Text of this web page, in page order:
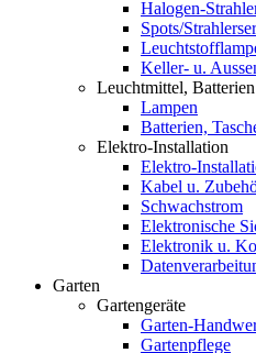
Halogen-
Spots/
Keller- u.
Leuchtmittel, Batterien
Lampen
Batterien,
Elektro-Installation
Elektro-
Kabel u.
Schwachstrom
Elektronische
Elektronik u.
Garten
Gartengeräte
Garten-
Gartenpflege